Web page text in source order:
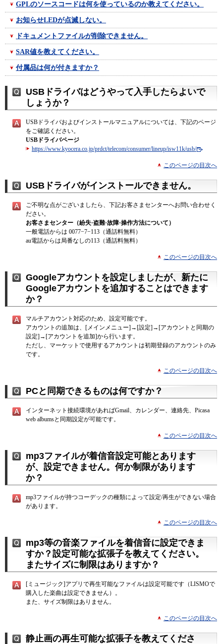
GPLのソースコードは何を使っているのか教えてください。
お知らせLEDが点滅しない。
ドキュメントファイルが削除できません。
SAR値を教えてください。
付属品は何が付きますか？
USBドライバはどうやって入手したらよいで
しょうか？
USBドライバおよびインストールマニュアルについては、下記のページ
をご確認ください。
USBドライバページ
https://www.kyocera.co.jp/prdct/telecom/consumer/lineup/isw11k/usb/
このページの目次へ
USBドライバがインストールできません。
ご不明な点がございましたら、下記お客さまセンターへお問い合わせく
ださい。
お客さまセンター（紛失·盗難·故障·操作方法について）
一般電話からは 0077−7−113（通話料無料）
au電話からは局番なしの113（通話料無料）
このページの目次へ
Googleアカウントを設定しましたが、新たに
Googleアカウントを追加することはできます
か？
マルチアカウント対応のため、設定可能です。
アカウントの追加は、[メインメニュー]→[設定]→[アカウントと同期の
設定]→[アカウントを追加]から行います。
ただし、マーケットで使用するアカウントは初期登録のアカウントのみ
です。
このページの目次へ
PCと同期できるものは何ですか？
インターネット接続環境があればGmail、カレンダー、連絡先、Picasa
web albumsと同期設定が可能です。
このページの目次へ
mp3ファイルが着信音設定可能とあります
が、設定できません。何か制限があります
か？
mp3ファイルが持つコーデックの種類によって設定/再生ができない場合
があります。
このページの目次へ
mp3等の音楽ファイルを着信音に設定できま
すか？設定可能な拡張子を教えてください。
またサイズに制限はありますか？
[ミュージック]アプリで再生可能なファイルは設定可能です（LISMOで
購入した楽曲は設定できません）。
また、サイズ制限はありません。
このページの目次へ
静止画の再生可能な拡張子を教えてくださ